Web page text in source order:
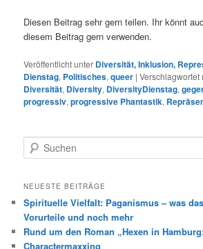
Diesen Beitrag sehr gern teilen. Ihr könnt
diesem Beitrag gern verwenden.
Veröffentlicht unter Diversität, Inklusion,
Dienstag, Politisches,queer |Verschlagwortet
Diversität, Diversity, DiversityDienstag,
progressiv,progressive Phantastik,
u
h
n
NEUESTE BEITRÄGE
Spirituelle Vielfalt: Paganismus – was
Vorurteile und noch mehr
Rund um den Roman „Hexen in
Charactermaxxing